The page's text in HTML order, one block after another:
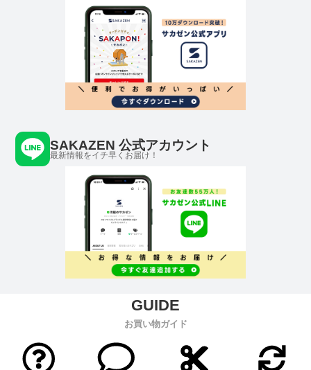
SAKAZEN 公式アカウント
最新情報をイチ早くお届け！
お買い物ガイド